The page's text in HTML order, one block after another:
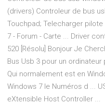
(drivers) Controleur de bus
Touchpad; Telecharger
7 - Forum - Carte ... Driver
520 [Résolu] Bonjour Je
Bus Usb 3 pour un
Qui normalement est en
Windows 7 le Numéros d ...
eXtensible Host Controller ...